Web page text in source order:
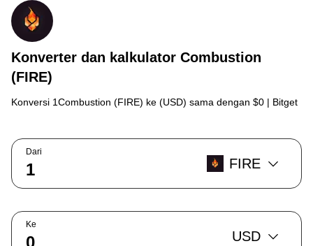
Konverter dan kalkulator Combustion
(FIRE)
Konversi 1Combustion (FIRE) ke (USD) sama dengan $0 | Bitget
Dari
FIRE
Ke
USD